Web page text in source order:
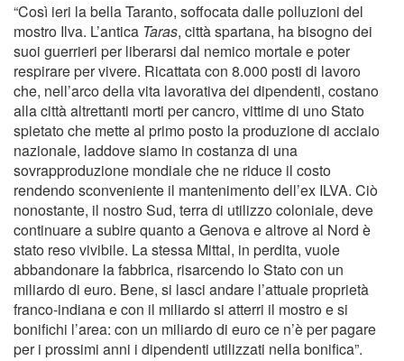
“Così ieri la bella Taranto, soffocata dalle polluzioni del
mostro Ilva. L’antica Taras, città spartana, ha bisogno dei
suoi guerrieri per liberarsi dal nemico mortale e poter
respirare per vivere. Ricattata con 8.000 posti di lavoro
che, nell’arco della vita lavorativa dei dipendenti, costano
alla città altrettanti morti per cancro, vittime di uno Stato
spietato che mette al primo posto la produzione di acciaio
nazionale, laddove siamo in costanza di una
sovrapproduzione mondiale che ne riduce il costo
rendendo sconveniente il mantenimento dell’ex ILVA. Ciò
nonostante, il nostro Sud, terra di utilizzo coloniale, deve
continuare a subire quanto a Genova e altrove al Nord è
stato reso vivibile. La stessa Mittal, in perdita, vuole
abbandonare la fabbrica, risarcendo lo Stato con un
miliardo di euro. Bene, si lasci andare l’attuale proprietà
franco-indiana e con il miliardo si atterri il mostro e si
bonifichi l’area: con un miliardo di euro ce n’è per pagare
per i prossimi anni i dipendenti utilizzati nella bonifica”.